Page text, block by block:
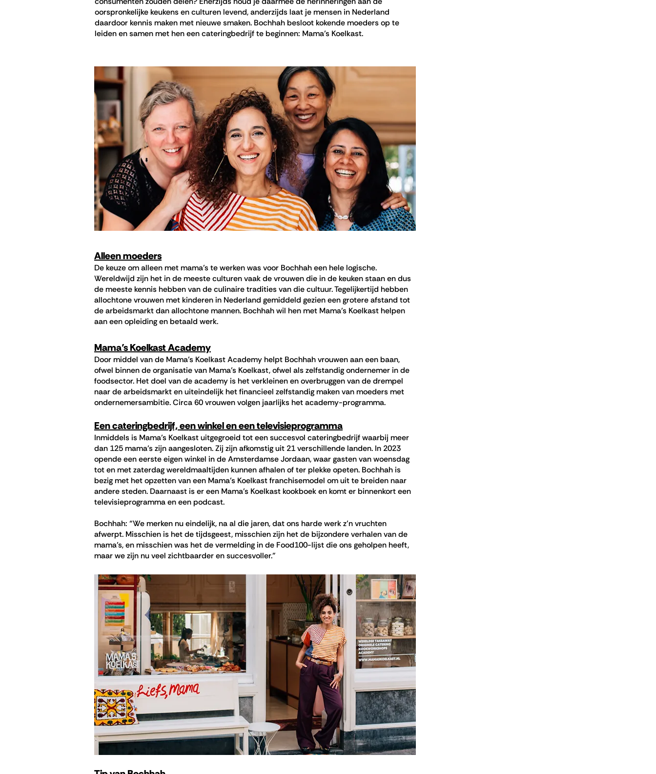
oorspronkelijke keukens en culturen levend, anderzijds laat je mensen in Nederland
daardoor kennis maken met nieuwe smaken. Bochhah besloot kokende moeders op te
leiden en samen met hen een cateringbedrijf te beginnen: Mama’s Koelkast.
Alleen moeders
De keuze om alleen met mama’s te werken was voor Bochhah een hele logische.
Wereldwijd zijn het in de meeste culturen vaak de vrouwen die in de keuken staan en dus
de meeste kennis hebben van de culinaire tradities van die cultuur. Tegelijkertijd hebben
allochtone vrouwen met kinderen in Nederland gemiddeld gezien een grotere afstand tot
de arbeidsmarkt dan allochtone mannen. Bochhah wil hen met Mama's Koelkast helpen
aan een opleiding en betaald werk.
Mama’s Koelkast Academy
Door middel van de Mama’s Koelkast Academy helpt Bochhah vrouwen aan een baan,
ofwel binnen de organisatie van Mama’s Koelkast, ofwel als zelfstandig ondernemer in de
foodsector. Het doel van de academy is het verkleinen en overbruggen van de drempel
naar de arbeidsmarkt en uiteindelijk het financieel zelfstandig maken van moeders met
ondernemersambitie. Circa 60 vrouwen volgen jaarlijks het academy-programma.
Een cateringbedrijf, een winkel en een televisieprogramma
Inmiddels is Mama’s Koelkast uitgegroeid tot een succesvol cateringbedrijf waarbij meer
dan 125 mama’s zijn aangesloten. Zij zijn afkomstig uit 21 verschillende landen. In 2023
opende een eerste eigen winkel in de Amsterdamse Jordaan, waar gasten van woensdag
tot en met zaterdag wereldmaaltijden kunnen afhalen of ter plekke opeten. Bochhah is
bezig met het opzetten van een Mama’s Koelkast franchisemodel om uit te breiden naar
andere steden. Daarnaast is er een Mama’s Koelkast kookboek en komt er binnenkort een
televisieprogramma en een podcast.
Bochhah: “We merken nu eindelijk, na al die jaren, dat ons harde werk z’n vruchten
afwerpt. Misschien is het de tijdsgeest, misschien zijn het de bijzondere verhalen van de
mama’s, en misschien was het de vermelding in de Food100-lijst die ons geholpen heeft,
maar we zijn nu veel zichtbaarder en succesvoller.”